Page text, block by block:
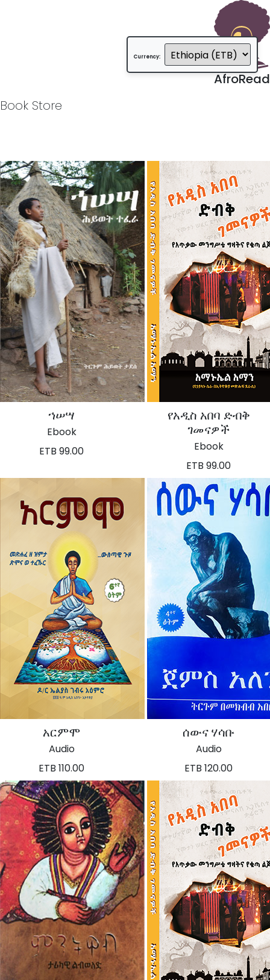
AfroRead
Book Store
Currency:
ኀሠሣ
Ebook
ETB 99.00
የአዲስ አበባ ድብቅ
ገመናዎች
Ebook
ETB 99.00
አርምሞ
Audio
ETB 110.00
ሰውና ሃሳቡ
Audio
ETB 120.00